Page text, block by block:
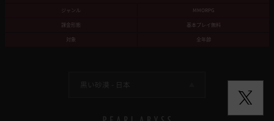
ジャンル
MMORPG
課金形態
基本プレイ無料
対象
全年齢
黒い砂漠 -